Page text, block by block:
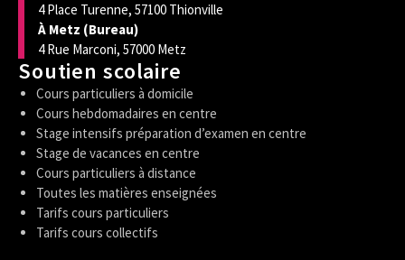
4 Place Turenne, 57100 Thionville
À Metz (Bureau)
4 Rue Marconi, 57000 Metz
Soutien scolaire
Cours particuliers à domicile
Cours hebdomadaires en centre
Stage intensifs préparation d’examen en centre
Stage de vacances en centre
Cours particuliers à distance
Toutes les matières enseignées
Tarifs cours particuliers
Tarifs cours collectifs